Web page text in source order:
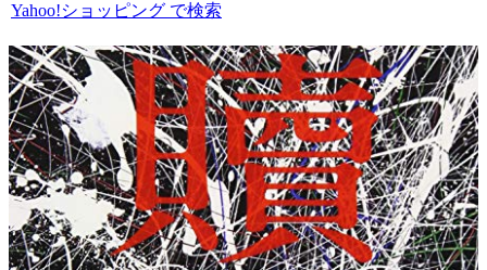
Yahoo!ショッピング で検索